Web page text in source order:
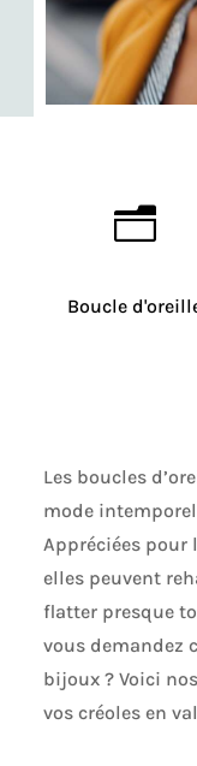
n
Boucle
Les boucles
mode
Appréciées pour
elles peuvent
flatter presque
vous demandez
bijoux ? Voici
vos créoles en